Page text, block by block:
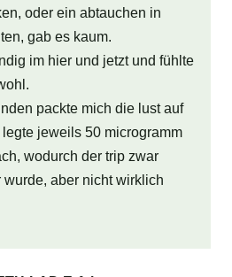
oder ein abtauchen in
gab es kaum.
im hier und jetzt und fühlte
packte mich die lust auf
jeweils 50 microgramm
wodurch der trip zwar
aber nicht wirklich